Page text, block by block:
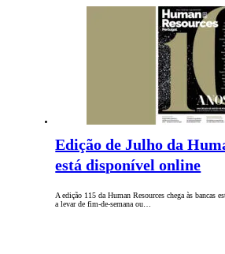
Edição de Julho da
está disponível online
A edição 115 da Human Resources chega às bancas
a levar de fim-de-semana ou…